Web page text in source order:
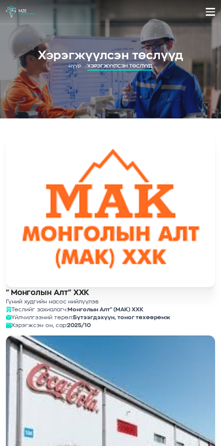
Хэрэгжүүлсэн төслүүд
НҮҮР ХЭРЭГЖҮҮЛСЭН ТӨСЛҮҮД
"Монголын Алт" ХХК
Гүний худгийн насос нийлүүлэв
Төслийг захиалагч:Монголын Алт" (МАК) ХХК
Үйлчилгээний төрөл:Бүтээгдэхүүн, тоног төхөөрөмж
Хэрэгжсэн он, сар:2025/10